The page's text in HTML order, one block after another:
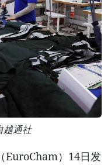
越通社
）14日发